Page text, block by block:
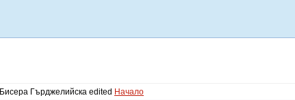
Бисера Гърджелийска edited Начало